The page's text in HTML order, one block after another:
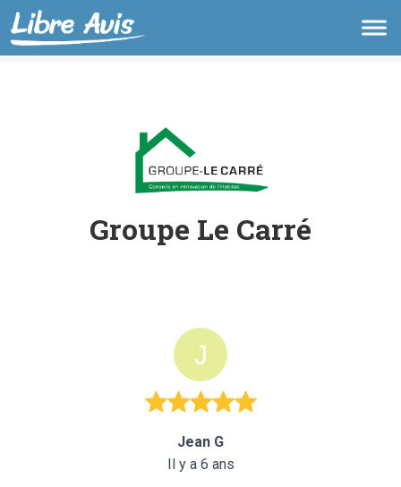
Groupe Le Carré
Jean G
Il y a 6 ans